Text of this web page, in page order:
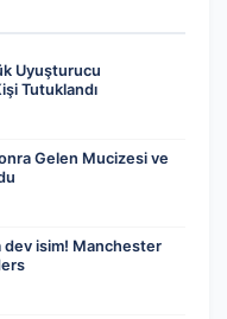
Uyuşturucu
Tutuklandı
Gelen Mucizesi ve
dev isim! Manchester